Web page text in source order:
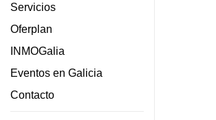
Servicios
Oferplan
INMOGalia
Eventos en Galicia
Contacto